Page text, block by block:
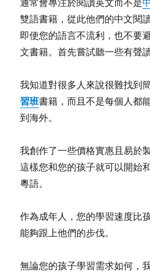
雙語書籍，從此他們的中文閱
即使您的語言不流利，也不要
文書籍。首先嘗試聽一些有聲讀
我知道對很多人來說很難找到
習班書籍，而且不是每個人都
到海外。
我創作了一些價格實惠且易於
這樣您和您的孩子就可以開始
粵語。
作為成年人，您的學習速度比
能夠跟上他們的步伐。
無論您的孩子學習需求如何，